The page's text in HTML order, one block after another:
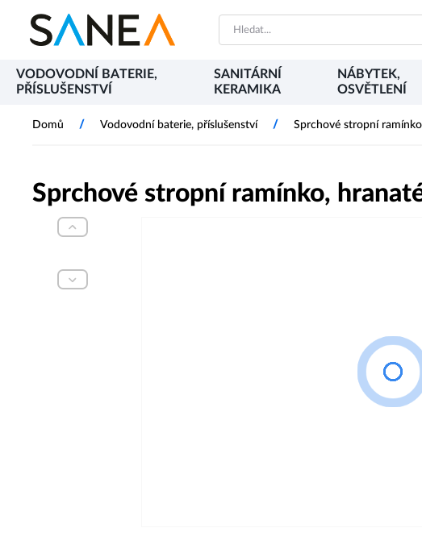
VODOVODNÍ BATERIE,
PŘÍSLUŠENSTVÍ
SANITÁRNÍ
KERAMIKA
NÁBYTEK,
OSVĚTLENÍ
Domů / Vodovodní baterie, příslušenství / Sprchové stropní
Sprchové stropní ramínko,